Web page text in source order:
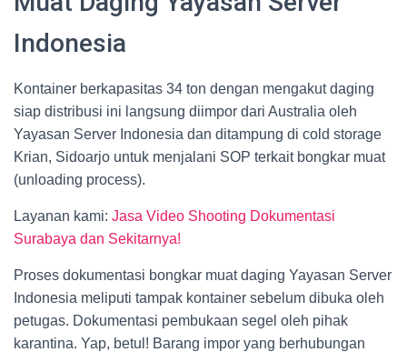
Indonesia
Kontainer berkapasitas 34 ton dengan mengakut daging
siap distribusi ini langsung diimpor dari Australia oleh
Yayasan Server Indonesia dan ditampung di cold storage
Krian, Sidoarjo untuk menjalani SOP terkait bongkar muat
(unloading process).
Layanan kami: Jasa Video Shooting Dokumentasi
Surabaya dan Sekitarnya!
Proses dokumentasi bongkar muat daging Yayasan Server
Indonesia meliputi tampak kontainer sebelum dibuka oleh
petugas. Dokumentasi pembukaan segel oleh pihak
karantina. Yap, betul! Barang impor yang berhubungan